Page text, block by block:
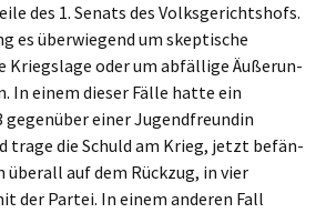
des 1. Senats des Volks­ge­richts­hofs.
es überwie­gend um skepti­sche
Kriegs­la­ge oder um abfäl­li­ge Äußerun­
In einem dieser Fälle hatte ein
gegen­über einer Jugend­freun­din
trage die Schuld am Krieg, jetzt befän­
überall auf dem Rückzug, in vier
der Partei. In einem anderen Fall